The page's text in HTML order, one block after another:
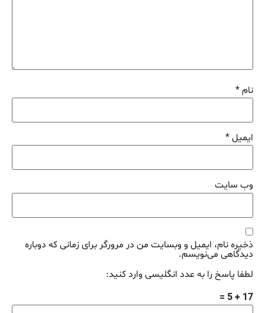
نام*
ایمیل*
وب‌ سایت
ذخیره نام، ایمیل و وبسایت من در مرورگر برای زمانی که دوباره
دیدگاهی می‌نویسم.
لطفا پاسخ را به عدد انگلیسی وارد کنید:
17 + 5 =